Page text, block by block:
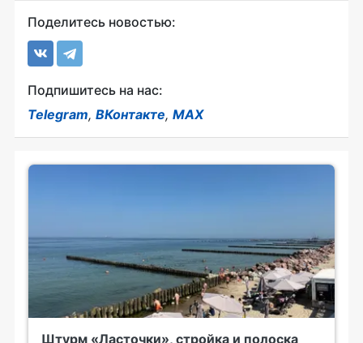
Поделитесь новостью:
Подпишитесь на нас:
Telegram, ВКонтакте, MAX
Штурм «Ласточки», стройка и полоска